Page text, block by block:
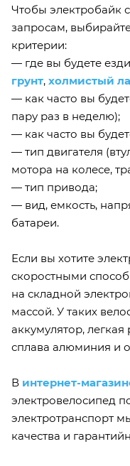
Чтобы электробайк
запросам,
критерии:
— где вы будете
грунт, холмистый
— как часто вы
пару раз в неделю);
— как часто вы
— тип двигателя
мотора на колесе,
— тип привода;
— вид, емкость,
батареи.
Если вы хотите
скоростными
на складной
массой. У таких
аккумулятор,
сплава алюминия и
В интернет-
электровелосипед
электротранспорт
качества и